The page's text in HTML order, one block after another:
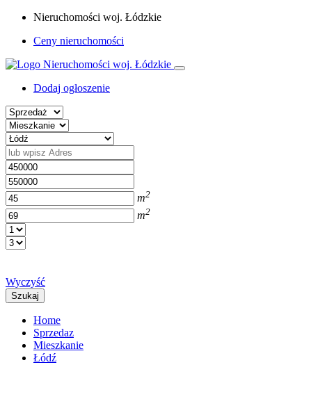
Nieruchomości woj. Łódzkie
Ceny nieruchomości
Dodaj ogłoszenie
m2
m2
Wyczyść
Szukaj
Home
Sprzedaz
Mieszkanie
Łódź